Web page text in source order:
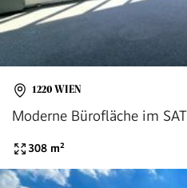
1220 WIEN
Moderne Bürofläche im
308 m²